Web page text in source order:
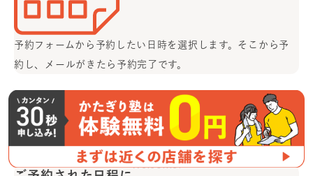
予約フォームから予約したい日時を選択します。 そこから予
約し、メールがきたら予約完了です。
無料体験当日
Welcome!